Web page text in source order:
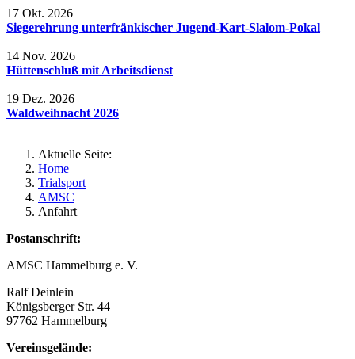
17 Okt. 2026
Siegerehrung unterfränkischer Jugend-Kart-Slalom-Pokal
14 Nov. 2026
Hüttenschluß mit Arbeitsdienst
19 Dez. 2026
Waldweihnacht 2026
Aktuelle Seite:
Home
Trialsport
AMSC
Anfahrt
Postanschrift:
AMSC Hammelburg e. V.
Ralf Deinlein
Königsberger Str. 44
97762 Hammelburg
Vereinsgelände: